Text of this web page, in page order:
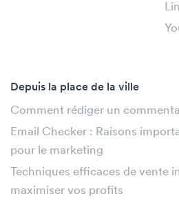
Depuis la place de la ville
Comment rédiger un
Email Checker : Raisons
pour le marketing
Techniques efficaces de vente
maximiser vos profits